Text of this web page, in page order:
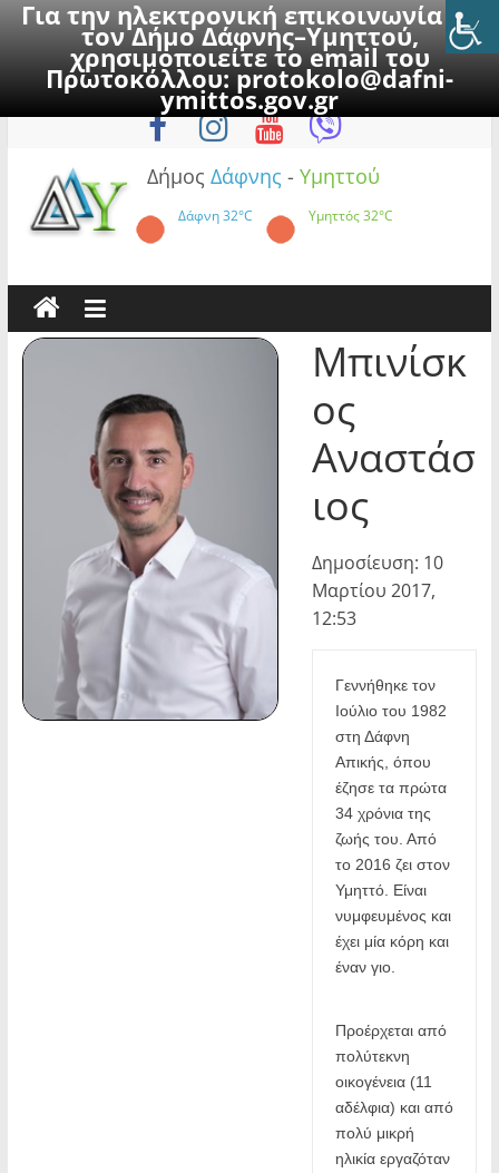
Για την ηλεκτρονική επικοινωνία με
τον Δήμο Δάφνης–Υμηττού,
χρησιμοποιείτε το email του
Πρωτοκόλλου:protokolo@dafni-
ymittos.gov.gr
to
Κυριακή, 9 Αυγούστου 2026
Δήμος Δάφνης - Υμηττού
Δάφνη32°C Υμηττός32°C
Μπινίσκ
ος
Αναστάσ
ιος
Δημοσίευση: 10
Μαρτίου 2017,
12:53
Γεννήθηκε τον
Ιούλιο του 1982
στη Δάφνη
Απικής, όπου
έζησε τα πρώτα
34 χρόνια της
ζωής του. Από
το 2016 ζει στον
Υμηττό. Είναι
νυμφευμένος και
έχει μία κόρη και
έναν γιο.
Προέρχεται από
πολύτεκνη
οικογένεια (11
αδέλφια) και από
πολύ μικρή
ηλικία εργαζόταν